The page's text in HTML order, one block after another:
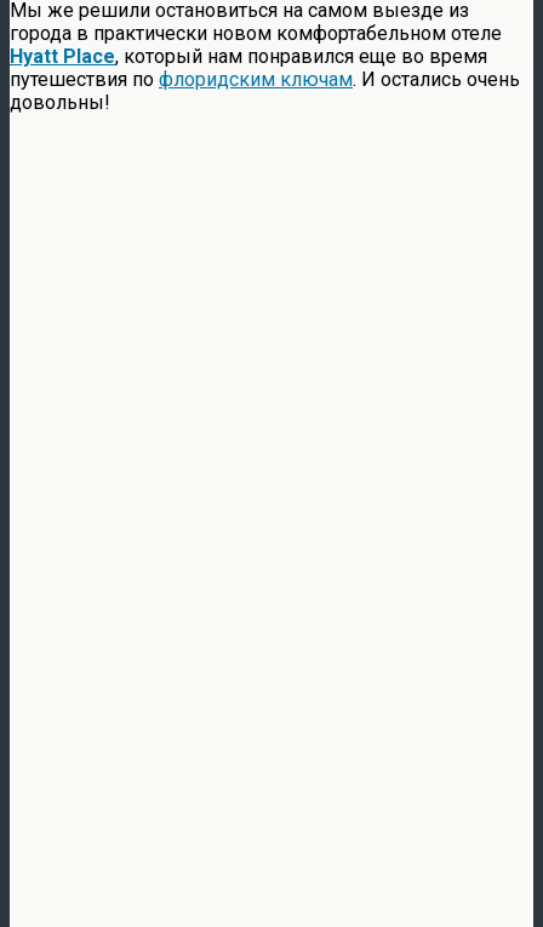
Мы же решили остановиться на самом выезде из
города в практически новом комфортабельном отеле
Hyatt Place, который нам понравился еще во время
путешествия по флоридским ключам. И остались очень
довольны!